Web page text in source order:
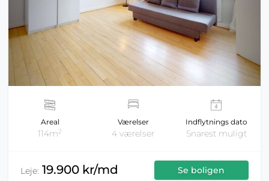
Areal
114m2
Værelser
4 værelser
Indflytnings dato
Snarest muligt
Leje: 19.900 kr/md Se boligen